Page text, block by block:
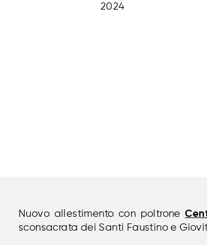
2024
Nuovo allestimento con poltrone
sconsacrata dei Santi Faustino e